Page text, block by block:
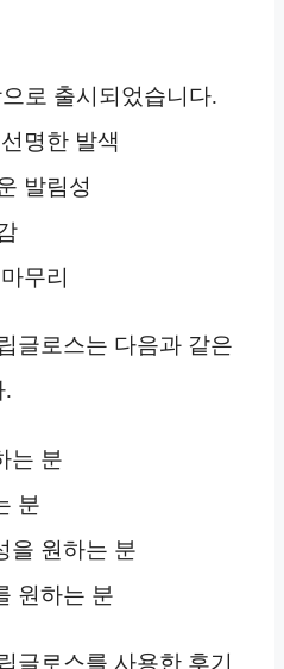
로 출시되었습니다.
명한 발색
발림성
무리
글로스는 다음과 같은
.
는 분
분
을 원하는 분
원하는 분
글로스를 사용한 후기